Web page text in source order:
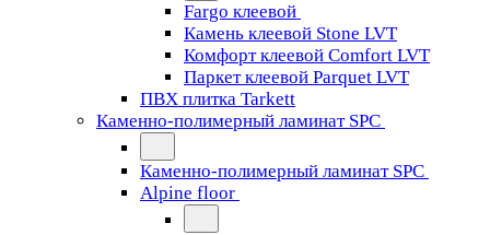
Fargo клеевой
Камень клеевой Stone LVT
Комфорт клеевой Comfort LVT
Паркет клеевой Parquet LVT
ПВХ плитка Tarkett
Каменно-полимерный ламинат SPC
Каменно-полимерный ламинат SPC
Alpine floor